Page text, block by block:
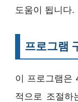
도움이 됩니다.
프로그램
이 프로그램은
적으로 조절하